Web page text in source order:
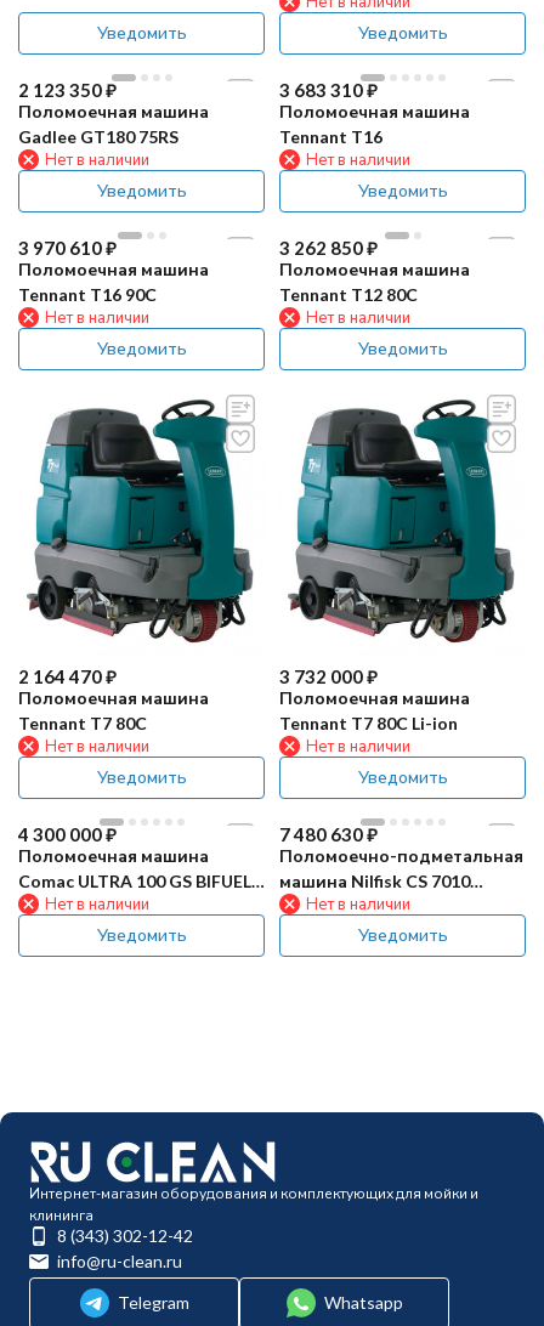
Уведомить Уведомить
2 123 350₽
Поломоечная машина
Gadlee GT180 75RS
Нет в наличии
Уведомить
3 683 310₽
Поломоечная машина
Tennant T16
Нет в наличии
Уведомить
3 970 610₽
Поломоечная машина
Tennant T16 90C
Нет в наличии
Уведомить
3 262 850₽
Поломоечная машина
Tennant T12 80C
Нет в наличии
Уведомить
2 164 470₽
Поломоечная машина
Tennant T7 80C
Нет в наличии
Уведомить
3 732 000₽
Поломоечная машина
Tennant T7 80C Li-ion
Нет в наличии
Уведомить
4 300 000₽
Поломоечная машина
Comac ULTRA 100 GS BIFUEL
AS Нет в наличии
Уведомить
7 480 630₽
Поломоечно-подметальная
машина Nilfisk CS 7010
Battery (800 Ач)
Нет в наличии
Уведомить
Интернет-магазин оборудования и комплектующих для мойки и
клининга
8 (343) 302-12-42
info@ru-clean.ru
Telegram
Whatsapp